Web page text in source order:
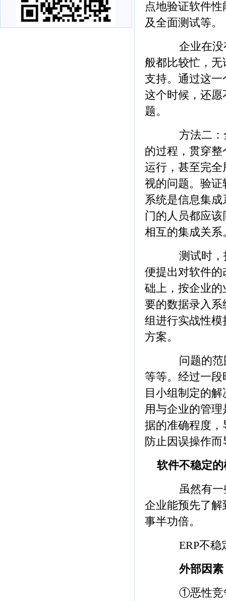
点地验证软件
及全面测试等。
企业在没有
般都比较忙，
支持。通过这一
这个时候，还
题。
方法二：全
的过程，贯穿
运行，甚至完
视的问题。验证
系统是信息集
门的人员都应
相互的集成关系
测试时，找
便提出对软件
础上，按企业
要的数据录入
组进行实战性
方案。
问题的范围
等等。经过一
目小组制定的
用与企业的管
据的准确程度
防止因误操作
软件不稳定
虽然有一些
企业能预先了
事半功倍。
ERP不稳定
外部因素
①恶性竞争